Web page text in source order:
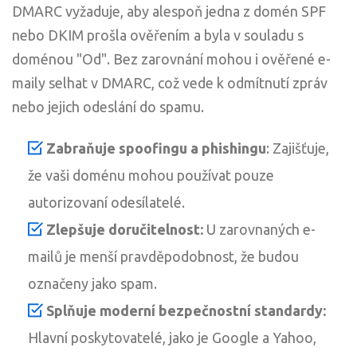
DMARC vyžaduje, aby alespoň jedna z domén SPF
nebo DKIM prošla ověřením a byla v souladu s
doménou "Od". Bez zarovnání mohou i ověřené e-
maily selhat v DMARC, což vede k odmítnutí zpráv
nebo jejich odeslání do spamu.
Zabraňuje spoofingu a phishingu: Zajišťuje,
že vaši doménu mohou používat pouze
autorizovaní odesílatelé.
Zlepšuje doručitelnost: U zarovnaných e-
mailů je menší pravděpodobnost, že budou
označeny jako spam.
Splňuje moderní bezpečnostní standardy:
Hlavní poskytovatelé, jako je Google a Yahoo,